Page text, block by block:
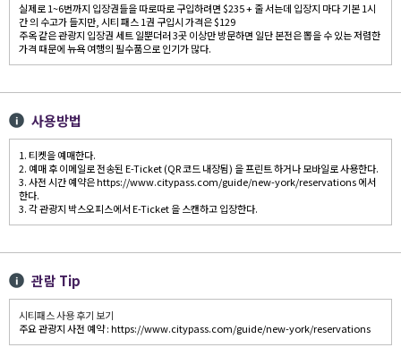
실제로 1~6번까지 입장권들을 따로따로 구입하려면 $235 + 줄 서는데 입장지 마다 기본 1시
간 의 수고가 들지만, 시티 패스 1권 구입시 가격은 $129
주옥 같은 관광지 입장권 세트 일뿐더러 3곳 이상만 방문하면 일단 본전은 뽑을 수 있는 저렴한
가격 때문에 뉴욕 여행의 필수품으로 인기가 많다.
사용방법
1. 티켓을 예매한다.
2. 예매 후 이메일로 전송된 E-Ticket (QR 코드 내장됨) 을 프린트 하거나 모바일로 사용한다.
3. 사전 시간 예약은 https://www.citypass.com/guide/new-york/reservations 에서
한다.
3. 각 관광지 박스오피스에서 E-Ticket 을 스캔하고 입장한다.
관람 Tip
시티패스 사용 후기 보기
주요 관광지 사전 예약 : https://www.citypass.com/guide/new-york/reservations